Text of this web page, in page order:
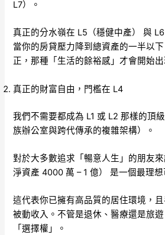
L7）。
真正的分水嶺在 L5（穩健中產） 與
當你的房貸壓力降到總資產的一半以
正，那種「生活的餘裕感」才會開始出
真正的財富自由，門檻在 L4
我們不需要都成為 L1 或 L2 那樣的頂
族辦公室與跨代傳承的複雜架構）。
對於大多數追求「暢意人生」的朋友
淨資產 4000 萬 – 1 億） 是一個最理想
這代表你已擁有高品質的居住環境，
被動收入。不管是退休、醫療還是旅
「選擇權」。